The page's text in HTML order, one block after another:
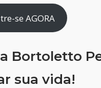
se AGORA
Bortoletto
sua vida!